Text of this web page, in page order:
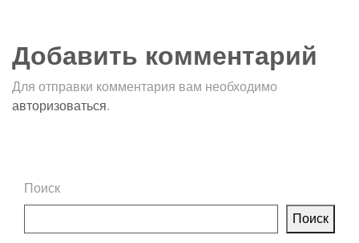
Добавить комментарий
Для отправки комментария вам необходимо
авторизоваться.
Поиск
Поиск